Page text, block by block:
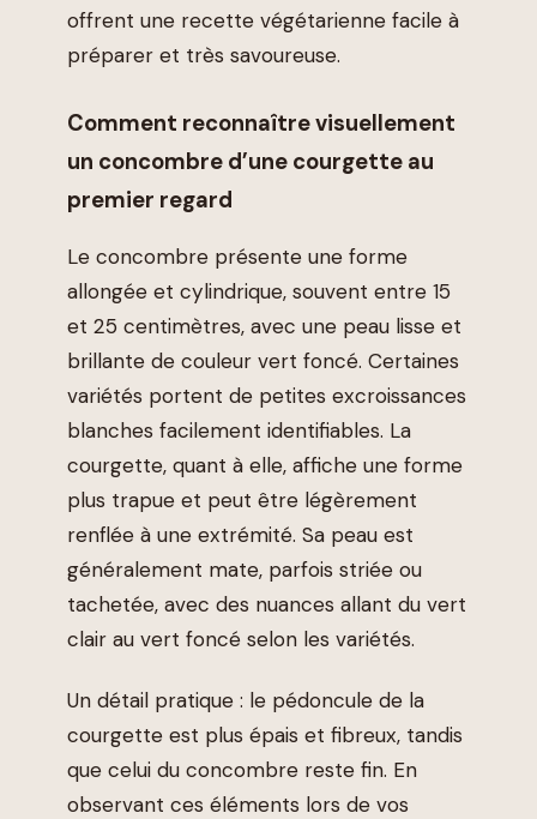
offrent une recette végétarienne facile à
préparer et très savoureuse.
Comment reconnaître visuellement
un concombre d’une courgette au
premier regard
Le concombre présente une forme
allongée et cylindrique, souvent entre 15
et 25 centimètres, avec une peau lisse et
brillante de couleur vert foncé. Certaines
variétés portent de petites excroissances
blanches facilement identifiables. La
courgette, quant à elle, affiche une forme
plus trapue et peut être légèrement
renflée à une extrémité. Sa peau est
généralement mate, parfois striée ou
tachetée, avec des nuances allant du vert
clair au vert foncé selon les variétés.
Un détail pratique : le pédoncule de la
courgette est plus épais et fibreux, tandis
que celui du concombre reste fin. En
observant ces éléments lors de vos